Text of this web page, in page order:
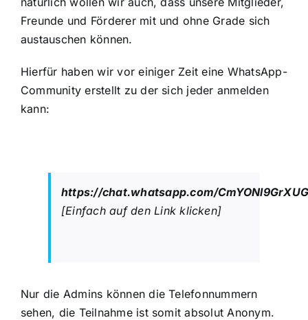
Freunde und Förderer mit und ohne Grade sich
austauschen können.
Hierfür haben wir vor einiger Zeit eine WhatsApp-
Community erstellt zu der sich jeder anmelden
kann:
https://chat.whatsapp.com/
[Einfach auf den Link klicken]
Nur die Admins können die Telefonnummern
sehen, die Teilnahme ist somit absolut Anonym.